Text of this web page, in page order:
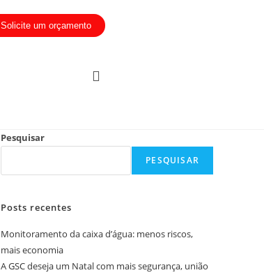
Solicite um orçamento
Pesquisar
PESQUISAR
Posts recentes
Monitoramento da caixa d’água: menos riscos,
mais economia
A GSC deseja um Natal com mais segurança, união